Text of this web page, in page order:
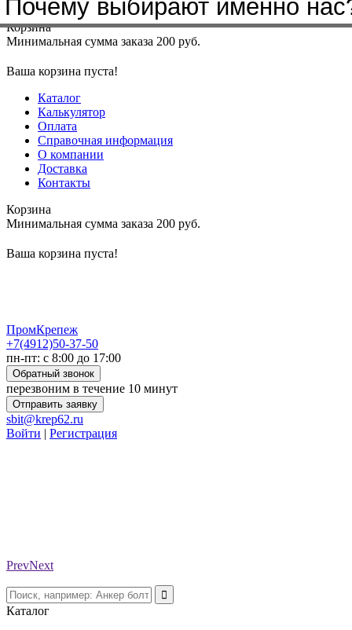
Меню+7(4912)50-37-50sbit@krep62.ru
Корзина
Минимальная сумма заказа 200 руб.
Ваша корзина пуста!
Каталог
Калькулятор
Оплата
Справочная информация
О компании
Доставка
Контакты
Корзина
Минимальная сумма заказа 200 руб.
Ваша корзина пуста!
ПромКрепеж
+7(4912)50-37-50
пн-пт: с 8:00 до 17:00
Обратный звонок
перезвоним в течение 10 минут
Отправить заявку
sbit@krep62.ru
Войти | Регистрация
PrevNext
Каталог
Почему выбирают именно